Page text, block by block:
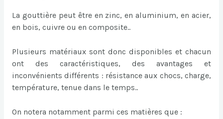
La gouttière peut être en zinc, en aluminium, en acier,
en bois, cuivre ou en composite..
Plusieurs matériaux sont donc disponibles et chacun
ont des caractéristiques, des avantages et
inconvénients différents : résistance aux chocs, charge,
température, tenue dans le temps..
On notera notamment parmi ces matières que :